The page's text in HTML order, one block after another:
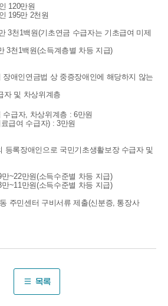
120만원
195만 2천원
3천1백원(기초연금 수급자는 기초급여 미제
3천1백원(소득계층별 차등 지급)
장애인연금법 상 중증장애인에 해당하지 않는
자 및 차상위계층
수급자, 차상위계층 : 6만원
료급여 수급자) : 3만원
등록장애인으로 국민기초생활보장 수급자 및
만~22만원(소득수준별 차등 지급)
만~11만원(소득수준별 차등 지급)
주민센터 구비서류 제출(신분증, 통장사
목록